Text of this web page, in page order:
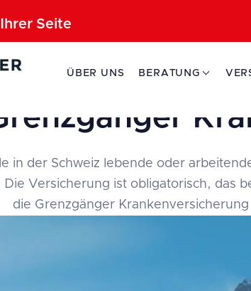
Seite
ÜBER UNS BERATUNG
in der Schweiz lebende oder
Die Versicherung ist obligatorisch, das
die Grenzgänger